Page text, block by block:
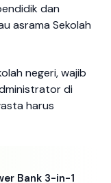
dan
asrama Sekolah
negeri, wajib
di
harus
Bank 3-in-1